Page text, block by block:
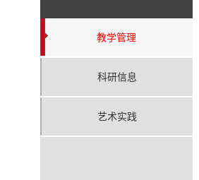
教学管理
科研信息
艺术实践